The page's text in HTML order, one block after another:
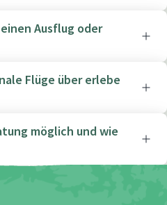
Ausflug oder
Flüge über erlebe
möglich und wie